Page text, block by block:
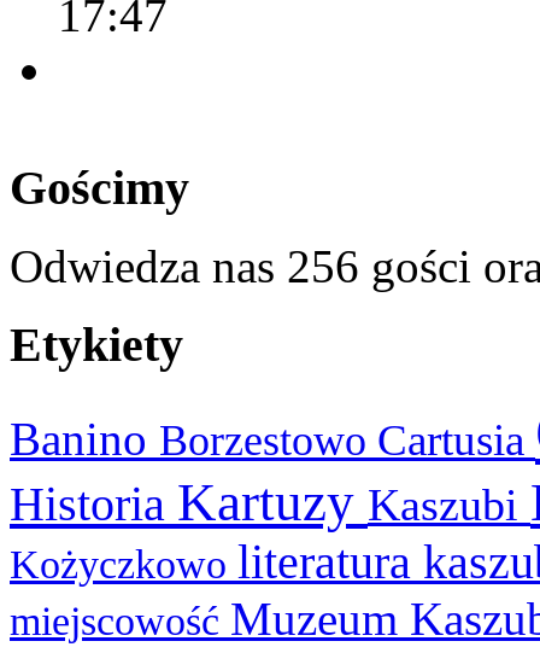
17:47
Gościmy
Odwiedza nas 256 gości
Etykiety
Banino Borzestowo Cartusia
Historia Kartuzy Kaszubi
Kożyczkowo literatura
miejscowość Muzeum